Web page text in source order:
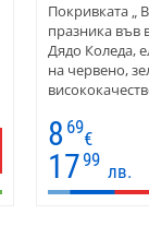
Покривката „
празника във
Дядо Коледа,
на червено,
многократно
ежедневна
и за
Предлага се
8 69
€
1799
лв.